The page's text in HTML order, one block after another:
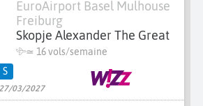
EuroAirport Basel Mulhouse
Freiburg
Skopje Alexander The Great
≃ 16 vols/semaine
03/2027
S